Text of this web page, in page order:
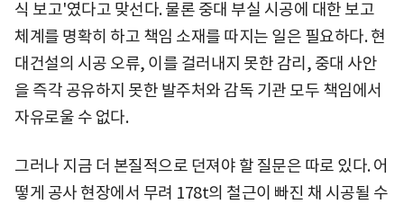
식 보고'였다고 맞선다. 물론 중대 부실 시공에 대한 보고
체계를 명확히 하고 책임 소재를 따지는 일은 필요하다. 현
대건설의 시공 오류, 이를 걸러내지 못한 감리, 중대 사안
을 즉각 공유하지 못한 발주처와 감독 기관 모두 책임에서
자유로울 수 없다.
그러나 지금 더 본질적으로 던져야 할 질문은 따로 있다. 어
떻게 공사 현장에서 무려 178t의 철근이 빠진 채 시공될 수